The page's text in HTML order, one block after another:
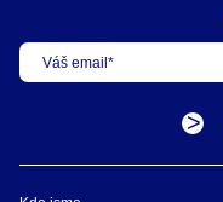
Váš email